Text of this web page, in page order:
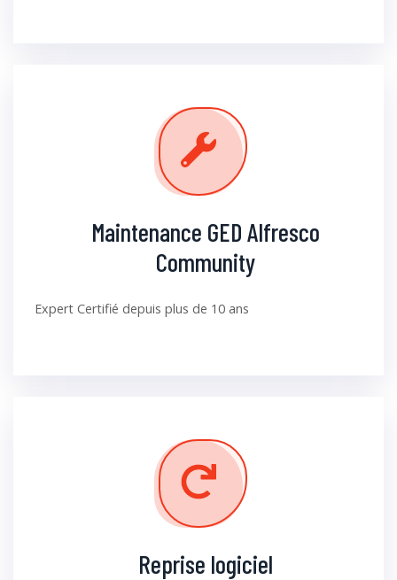
Maintenance GED Alfresco
Community
Expert Certifié depuis plus de 10 ans
Reprise logiciel